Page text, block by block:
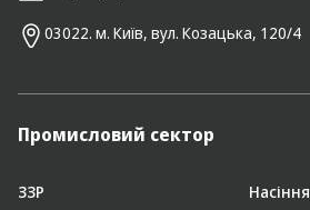
03022. м. Київ, вул. Козацька, 120/4
Промисловий сектор
ЗЗР
Насіння